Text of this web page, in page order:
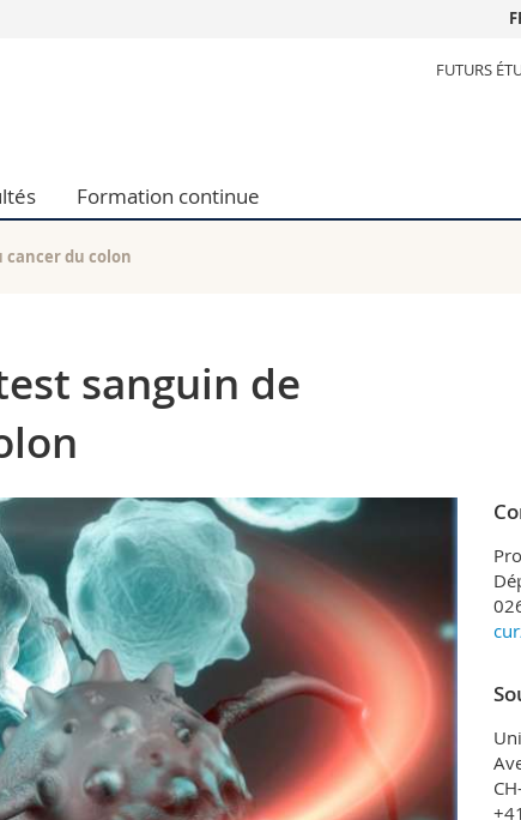
la formation
Collaborateurs
FUTURS
Formation continue
cancer du colon
sanguin de